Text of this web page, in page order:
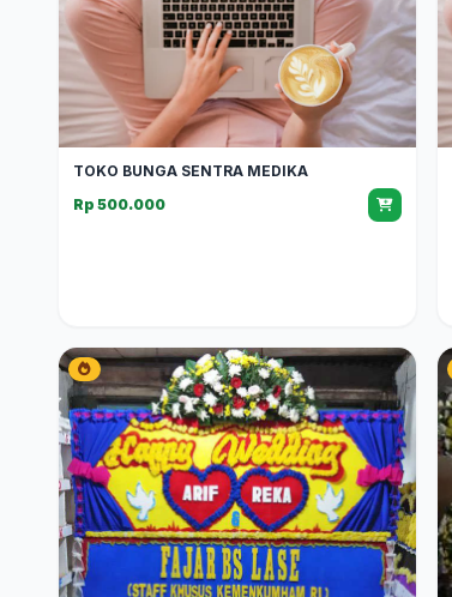
TOKO BUNGA SENTRA MEDIKA
Rp 500.000